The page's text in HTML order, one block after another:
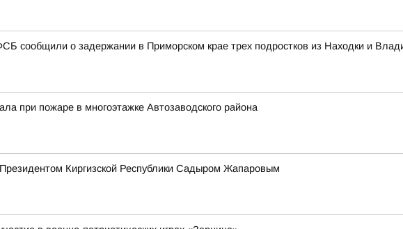
сообщили о задержании в Приморском крае трех подростков из Находки и
при пожаре в многоэтажке Автозаводского района
Киргизской Республики Садыром Жапаровым